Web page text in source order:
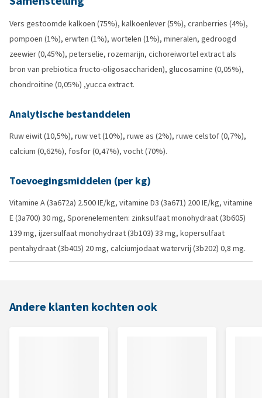
Vers gestoomde kalkoen (75%), kalkoenlever (5%), cranberries (4%),
pompoen (1%), erwten (1%), wortelen (1%), mineralen, gedroogd
zeewier (0,45%), peterselie, rozemarijn, cichoreiwortel extract als
bron van prebiotica fructo-oligosacchariden), glucosamine (0,05%),
chondroitine (0,05%) ,yucca extract.
Analytische bestanddelen
Ruw eiwit (10,5%), ruw vet (10%), ruwe as (2%), ruwe celstof (0,7%),
calcium (0,62%), fosfor (0,47%), vocht (70%).
Toevoegingsmiddelen (per kg)
Vitamine A (3a672a) 2.500 IE/kg, vitamine D3 (3a671) 200 IE/kg, vitamine
E (3a700) 30 mg, Sporenelementen: zinksulfaat monohydraat (3b605)
139 mg, ijzersulfaat monohydraat (3b103) 33 mg, kopersulfaat
pentahydraat (3b405) 20 mg, calciumjodaat watervrij (3b202) 0,8 mg.
Andere klanten kochten ook